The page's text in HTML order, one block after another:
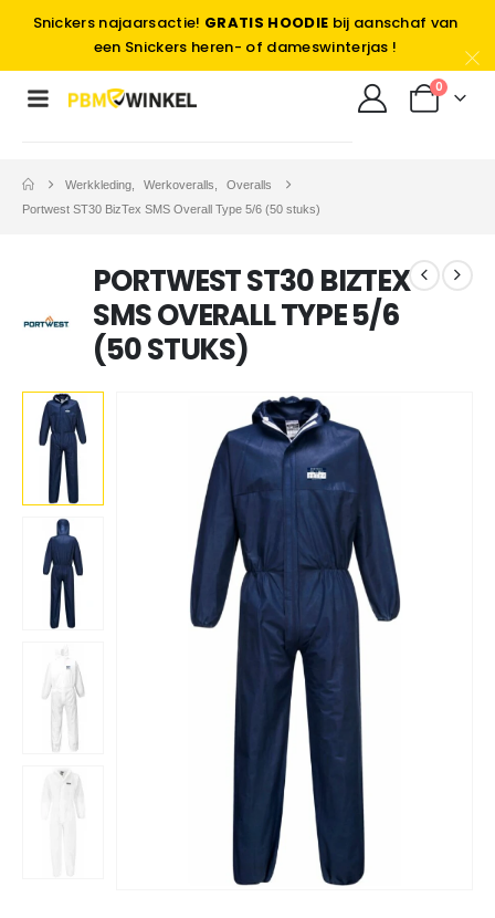
Snickers najaarsactie! GRATIS HOODIE bij aanschaf van
een Snickers heren- of dameswinterjas !
0
Werkkleding Werkoveralls
Overalls
Portwest ST30 BizTex SMS Overall Type 5/6 (50 stuks)
PORTWEST ST30 BIZTEX
SMS OVERALL TYPE 5/6
(50 STUKS)